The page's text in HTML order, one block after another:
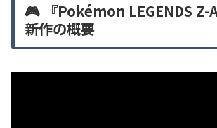
🎮 『Pokémon LEGENDS Z-
新作の概要